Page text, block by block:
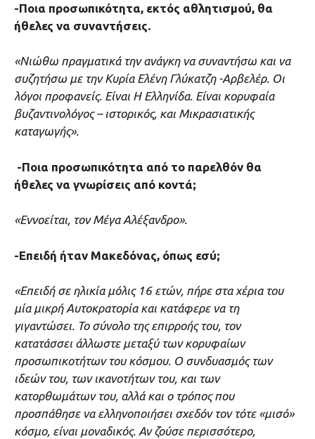
-Ποια προσωπικότητα, εκτός αθλητισμού, θα
ήθελες να συναντήσεις.
«Νιώθω πραγματικά την ανάγκη να συναντήσω και να
συζητήσω με την Κυρία Ελένη Γλύκατζη -Αρβελέρ. Οι
λόγοι προφανείς. Είναι Η Ελληνίδα. Είναι κορυφαία
βυζαντινολόγος – ιστορικός, και Μικρασιατικής
καταγωγής».
-Ποια προσωπικότητα από το παρελθόν θα
ήθελες να γνωρίσεις από κοντά;
«Εννοείται, τον Μέγα Αλέξανδρο».
-Επειδή ήταν Μακεδόνας, όπως εσύ;
«Επειδή σε ηλικία μόλις 16 ετών, πήρε στα χέρια του
μία μικρή Αυτοκρατορία και κατάφερε να τη
γιγαντώσει. Το σύνολο της επιρροής του, τον
κατατάσσει άλλωστε μεταξύ των κορυφαίων
προσωπικοτήτων του κόσμου. Ο συνδυασμός των
ιδεών του, των ικανοτήτων του, και των
κατορθωμάτων του, αλλά και ο τρόπος που
προσπάθησε να ελληνοποιήσει σχεδόν τον τότε «μισό»
κόσμο, είναι μοναδικός. Αν ζούσε περισσότερο,